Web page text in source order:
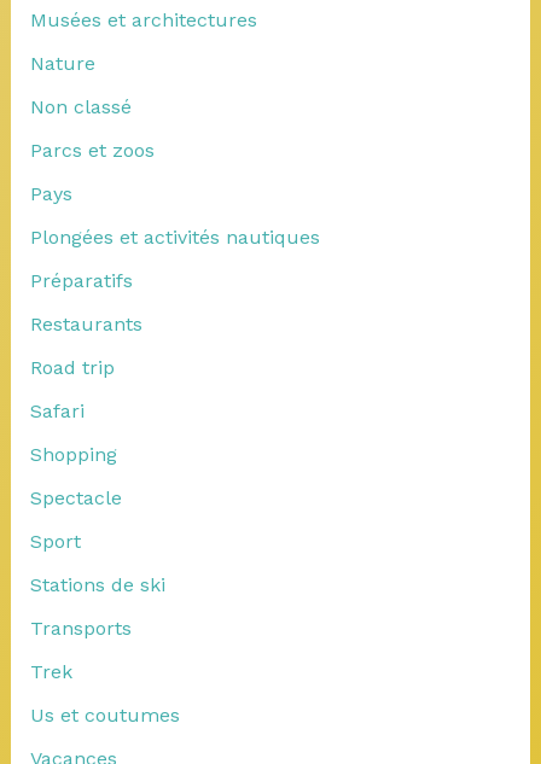
Musées et architectures
Nature
Non classé
Parcs et zoos
Pays
Plongées et activités nautiques
Préparatifs
Restaurants
Road trip
Safari
Shopping
Spectacle
Sport
Stations de ski
Transports
Trek
Us et coutumes
Vacances